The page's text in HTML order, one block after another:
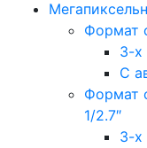
Формат
3-х
С
Формат
1/2.7″
3-х